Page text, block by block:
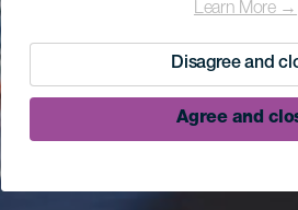
Learn More →
Disagree and
Agree and